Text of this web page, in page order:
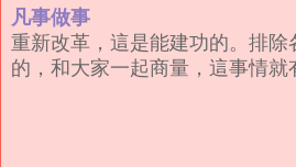
凡事做事
重新改革，這是能建功的。排
的，和大家一起商量，這事情就